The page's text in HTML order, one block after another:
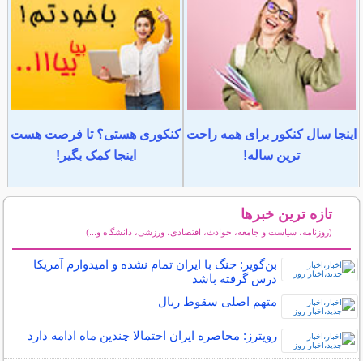
اینجا سال کنکور برای همه راحت
ترین ساله!
کنکوری هستی؟ تا فرصت هست
اینجا کمک بگیر!
تازه ترین خبرها
(روزنامه، سیاست و جامعه، حوادث، اقتصادی، ورزشی، دانشگاه و...)
بن‌گویر: جنگ با ایران تمام نشده و امیدوارم آمریکا
درس گرفته باشد
متهم اصلی سقوط ریال
رویترز: محاصره ایران احتمالا چندین ماه ادامه دارد